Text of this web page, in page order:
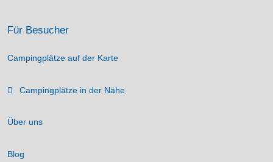
Für Besucher
Campingplätze auf der Karte
Campingplätze in der Nähe
Über uns
Blog